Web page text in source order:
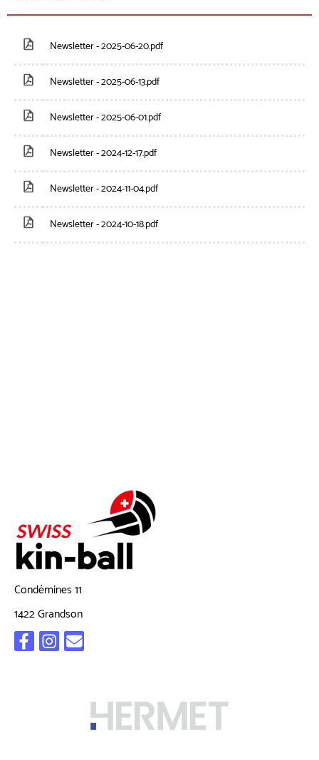
Newsletter - 2025-06-20.pdf
Newsletter - 2025-06-13.pdf
Newsletter - 2025-06-01.pdf
Newsletter - 2024-12-17.pdf
Newsletter - 2024-11-04.pdf
Newsletter - 2024-10-18.pdf
Condémines 11
1422 Grandson